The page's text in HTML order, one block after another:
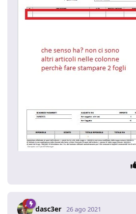
dasc3er 26 ago 2021